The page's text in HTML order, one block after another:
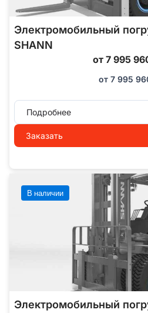
Электромобильный
SHANN
от 7 995
от 7 995
Подробнее
Заказать
В наличии
Электромобильный